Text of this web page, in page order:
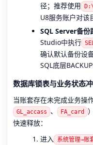
径；推荐使用
U8服务账户对该
SQL Server备份
Studio中执行
确认默认备份设
SQL底层
数据库锁表与业务状态
当账套存在未完成业务操
GL_accass 、 FA_card
快速释放：
进入
系统管理→账